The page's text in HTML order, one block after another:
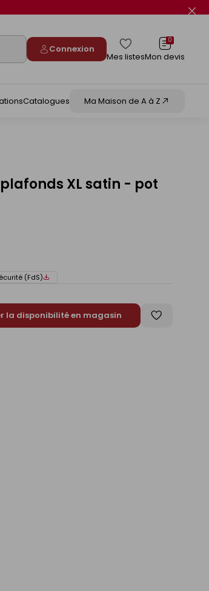
Connexion
Mes listes
0
Mon devis
Catalogues Ma Maison de A à Z
XL satin - pot
(FdS)
la disponibilité en magasin
Enregistrer